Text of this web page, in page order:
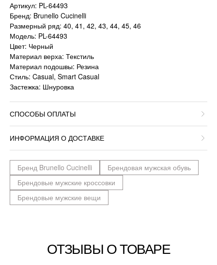
Артикул: PL-64493
Бренд: Brunello Cucinelli
Размерный ряд: 40, 41, 42, 43, 44, 45, 46
Модель: PL-64493
Цвет: Черный
Материал верха: Текстиль
Материал подошвы: Резина
Стиль: Casual, Smart Casual
Застежка: Шнуровка
СПОСОБЫ ОПЛАТЫ
ИНФОРМАЦИЯ О ДОСТАВКЕ
Бренд Brunello Cucinelli
Брендовая мужская обувь
Брендовые мужские кроссовки
Брендовые мужские вещи
ОТЗЫВЫ О ТОВАРЕ